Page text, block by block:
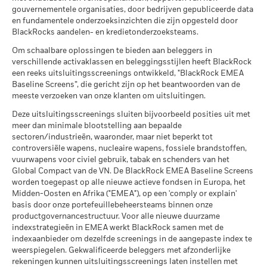
De getoonde cijfers hebben betrekking op de prestaties in het
verleden.In het verleden behaalde resultaten vormen geen
betrouwbare indicator voor toekomstige resultaten. Markten
kunnen zich in de toekomst heel anders ontwikkelen. Het kan
u helpen om te beoordelen hoe het fonds in het verleden
werd beheerd
De prestaties worden weergegeven op basis van de netto-
inventariswaarde (NIW), waarbij de bruto-inkomsten, indien
van toepassing, worden herbelegd. Het rendement van uw
belegging kan stijgen of dalen als gevolg van
valutaschommelingen als uw belegging wordt gedaan in een
andere valuta dan die gebruikt in de berekening van de
prestaties in het verleden. Bron: Blackrock
Gemiddeld rendement per jaar
Ongunstig
Wat u kunt terugkrijgen na aftrek van
Gemiddeld rendement per jaar
Gematigd
Wat u kunt terugkrijgen na aftrek van
Gemiddeld rendement per jaar
Gunstig
Wat u kunt terugkrijgen na aftrek van
Het stressscenario laat zien wat u zou kunnen terugkrijgen in
extreme marktomstandigheden.
MSCI ESG-kwaliteitsscore (0-
10)
7,61
Wereldwijde classificatie van
fondsen door Lipper
per 17/jul/2026
Equity Japan
MSCI Gewogen Gemiddelde
Koolstofintensiteit (ton CO2-
per 17/jul/2026
53,78
MSCI ESG % Dekking
per 17/jul/2026
MSCI ESG-kwaliteitsscore –
Percentiel peer
per 17/jul/2026
Fondsen in peergroup
per 17/jul/2026
MSCI Gewogen Gemiddelde
Koolstofintensiteit % Dekking
per 17/jul/2026
94,81
civiel gebruik
per 30/jun/2026
per 30/jun/2026
MSCI – Overtreders van
Global Compact van de VN
per 30/jun/2026
0,00%
MSCI – Ketelkool
per 30/jun/2026
0,00%
MSCI – Oliezand
per 30/jun/2026
Betrokkenheid van
bedrijfsleven Dekking
per 30/jun/2026
Percentage niet-gedekt
Fonds
per 30/jun/2026
0,00%
gouvernementele organisaties, door bedrijven gepubliceerde data
en fundamentele onderzoeksinzichten die zijn opgesteld door
BlackRocks aandelen- en kredietonderzoeksteams.
Om schaalbare oplossingen te bieden aan beleggers in
verschillende activaklassen en beleggingsstijlen heeft BlackRock
een reeks uitsluitingsscreenings ontwikkeld, "BlackRock EMEA
Baseline Screens”, die gericht zijn op het beantwoorden van de
meeste verzoeken van onze klanten om uitsluitingen.
Deze uitsluitingsscreenings sluiten bijvoorbeeld posities uit met
meer dan minimale blootstelling aan bepaalde
sectoren/industrieën, waaronder, maar niet beperkt tot
controversiële wapens, nucleaire wapens, fossiele brandstoffen,
vuurwapens voor civiel gebruik, tabak en schenders van het
Global Compact van de VN. De BlackRock EMEA Baseline Screens
worden toegepast op alle nieuwe actieve fondsen in Europa, het
Midden-Oosten en Afrika ("EMEA"), op een 'comply or explain'
basis door onze portefeuillebeheersteams binnen onze
productgovernancestructuur. Voor alle nieuwe duurzame
indexstrategieën in EMEA werkt BlackRock samen met de
indexaanbieder om dezelfde screenings in de aangepaste index te
weerspiegelen. Gekwalificeerde beleggers met afzonderlijke
rekeningen kunnen uitsluitingsscreenings laten instellen met